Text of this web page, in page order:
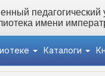
имени
Каталоги